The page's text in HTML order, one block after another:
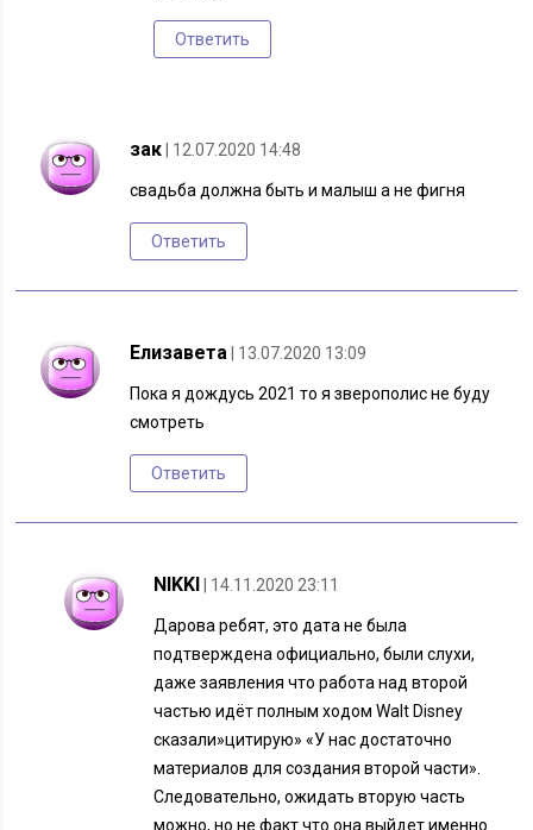
Ответить
зак | 12.07.2020 14:48
свадьба должна быть и малыш а не фигня
Ответить
Елизавета | 13.07.2020 13:09
Пока я дождусь 2021 то я зверополис не буду
смотреть
Ответить
NIKKI | 14.11.2020 23:11
Дарова ребят, это дата не была
подтверждена официально, были слухи,
даже заявления что работа над второй
частью идёт полным ходом Walt Disney
сказали»цитирую» «У нас достаточно
материалов для создания второй части».
Следовательно, ожидать вторую часть
можно, но не факт что она выйдет именно